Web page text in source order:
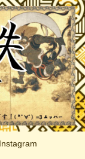
Instagram